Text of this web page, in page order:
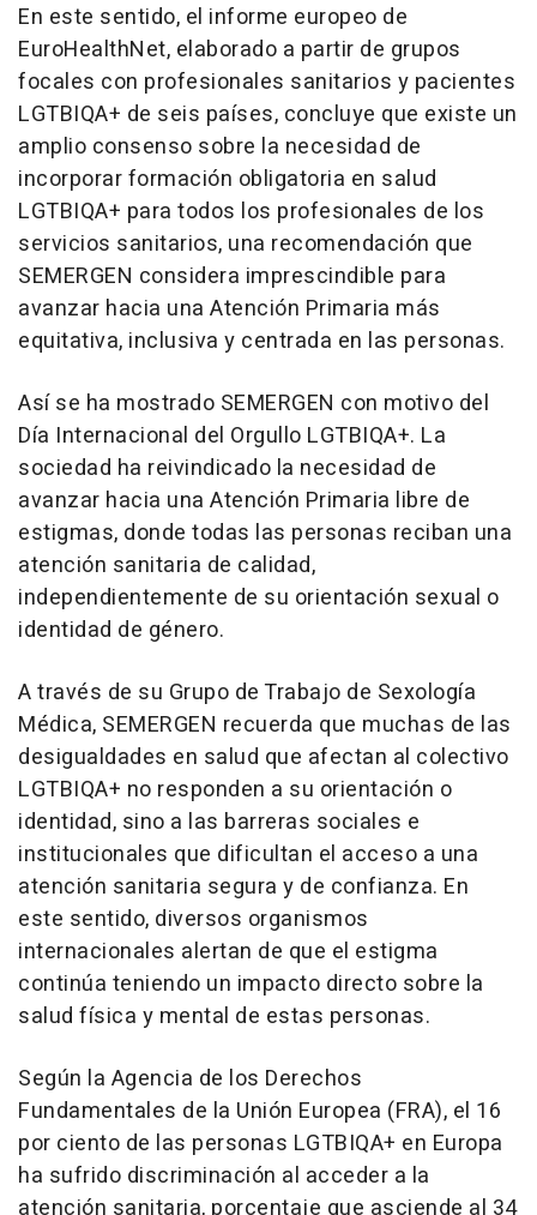
En este sentido, el informe europeo de
EuroHealthNet, elaborado a partir de grupos
focales con profesionales sanitarios y pacientes
LGTBIQA+ de seis países, concluye que existe un
amplio consenso sobre la necesidad de
incorporar formación obligatoria en salud
LGTBIQA+ para todos los profesionales de los
servicios sanitarios, una recomendación que
SEMERGEN considera imprescindible para
avanzar hacia una Atención Primaria más
equitativa, inclusiva y centrada en las personas.
Así se ha mostrado SEMERGEN con motivo del
Día Internacional del Orgullo LGTBIQA+. La
sociedad ha reivindicado la necesidad de
avanzar hacia una Atención Primaria libre de
estigmas, donde todas las personas reciban una
atención sanitaria de calidad,
independientemente de su orientación sexual o
identidad de género.
A través de su Grupo de Trabajo de Sexología
Médica, SEMERGEN recuerda que muchas de las
desigualdades en salud que afectan al colectivo
LGTBIQA+ no responden a su orientación o
identidad, sino a las barreras sociales e
institucionales que dificultan el acceso a una
atención sanitaria segura y de confianza. En
este sentido, diversos organismos
internacionales alertan de que el estigma
continúa teniendo un impacto directo sobre la
salud física y mental de estas personas.
Según la Agencia de los Derechos
Fundamentales de la Unión Europea (FRA), el 16
por ciento de las personas LGTBIQA+ en Europa
ha sufrido discriminación al acceder a la